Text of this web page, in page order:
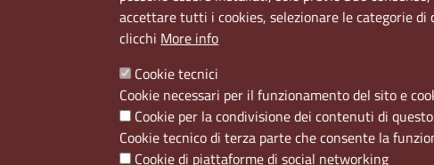
Menù privacy
Cookie Note Legali Accesso riservato
accettare tutti i cookies, selezionare le categorie di
clicchi More info
Cookie tecnici
Cookie necessari per il funzionamento del sito e
Cookie per la condivisione dei contenuti di
Cookie tecnico di terza parte che consente la
Cookie di piattaforme di social networking